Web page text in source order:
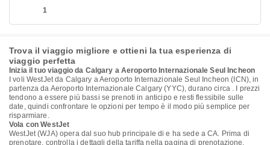
1
Trova il viaggio migliore e ottieni la tua esperienza di
viaggio perfetta
Inizia il tuo viaggio da Calgary a Aeroporto Internazionale Seul Incheon
I voli WestJet da Calgary a Aeroporto Internazionale Seul Incheon (ICN), in
partenza da Aeroporto Internazionale Calgary (YYC), durano circa . I prezzi
tendono a essere più bassi se prenoti in anticipo e resti flessibile sulle
date, quindi confrontare le opzioni per tempo è il modo più semplice per
risparmiare.
Vola con WestJet
WestJet (WJA) opera dal suo hub principale di e ha sede a CA. Prima di
prenotare, controlla i dettagli della tariffa nella pagina di prenotazione,